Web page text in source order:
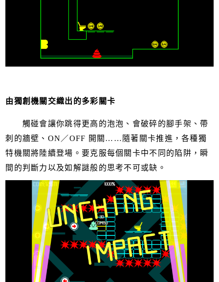
由獨創機關交織出的多彩關卡
觸碰會讓你跳得更高的泡泡、會破碎的腳手架、帶
刺的牆壁、ON／OFF 開關……隨著關卡推進，各種獨
特機關將陸續登場。要克服每個關卡中不同的陷阱，瞬
間的判斷力以及如解謎般的思考不可或缺。